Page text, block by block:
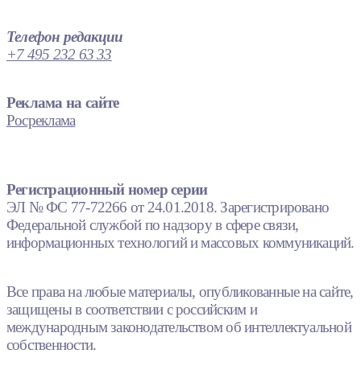
Телефон редакции
+7 495 232 63 33
Реклама на сайте
Росреклама
Регистрационный номер серии
ЭЛ № ФС 77-72266 от 24.01.2018. Зарегистрировано
Федеральной службой по надзору в сфере связи,
информационных технологий и массовых коммуникаций.
Все права на любые материалы, опубликованные на сайте,
защищены в соответствии с российским и
международным законодательством об интеллектуальной
собственности.